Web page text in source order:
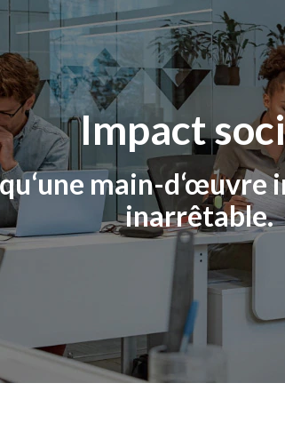
Impact
main-
inarrêtable.